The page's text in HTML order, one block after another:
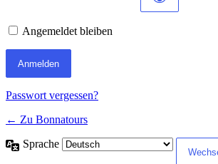
Angemeldet bleiben
Passwort vergessen?
← Zu Bonnatours
Sprache